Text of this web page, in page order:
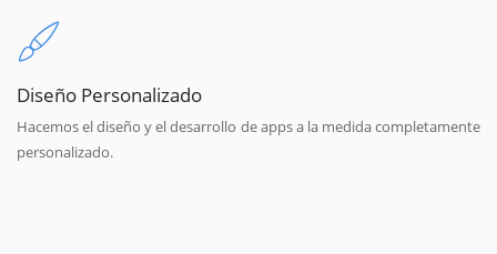
Diseño Personalizado
Hacemos el diseño y el desarrollo de apps a la medida completamente
personalizado.